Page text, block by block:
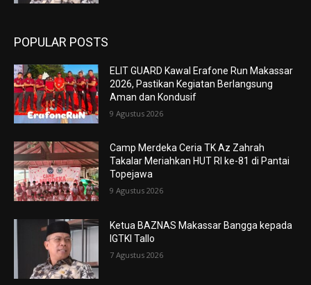
POPULAR POSTS
ELIT GUARD Kawal Erafone Run Makassar
2026, Pastikan Kegiatan Berlangsung
Aman dan Kondusif
9 Agustus 2026
Camp Merdeka Ceria TK Az Zahrah
Takalar Meriahkan HUT RI ke-81 di Pantai
Topejawa
9 Agustus 2026
Ketua BAZNAS Makassar Bangga kepada
IGTKI Tallo
7 Agustus 2026